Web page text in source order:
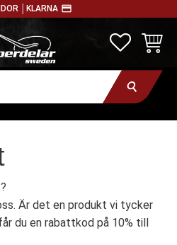
│ KLARNA payment
Är det en produkt vi tycker
du en rabattkod på 10% till